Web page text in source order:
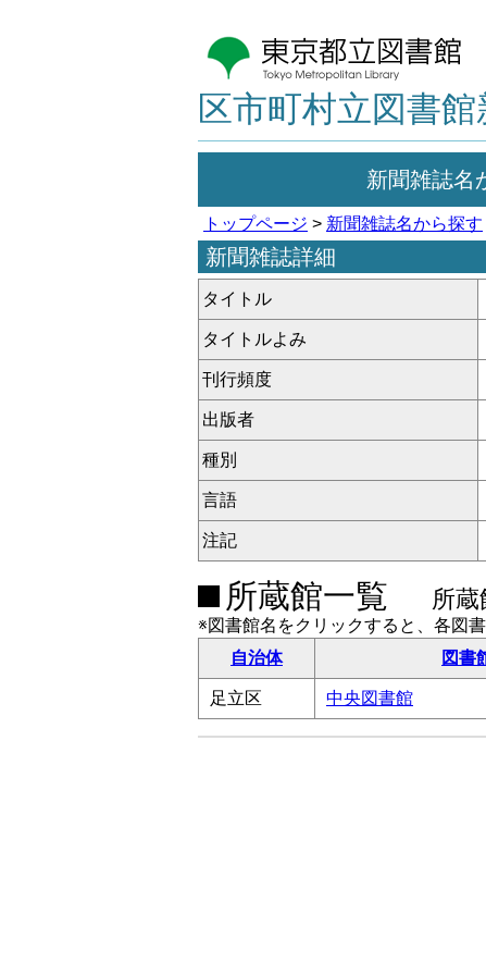
区市町村立図書
新聞雑誌名
トップページ > 新聞雑誌名から探す
新聞雑誌詳細
タイトル
タイトルよみ
刊行頻度
出版者
種別
言語
注記
所蔵館一覧 所蔵
※図書館名をクリックすると、各図
自治体
図書
足立区 中央図書館